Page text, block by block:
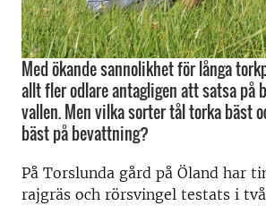
Med ökande sannolikhet för långa
allt fler odlare antagligen att satsa på
vallen. Men vilka sorter tål torka bäst
bäst på bevattning?
På Torslunda gård på Öland har
rajgräs och rörsvingel testats i